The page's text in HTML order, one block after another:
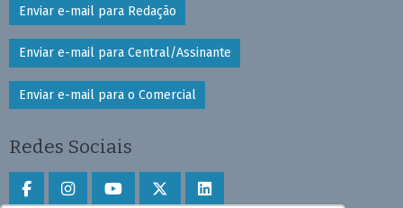
Enviar e-mail para Redação
Enviar e-mail para Central/Assinante
Enviar e-mail para o Comercial
Redes Sociais